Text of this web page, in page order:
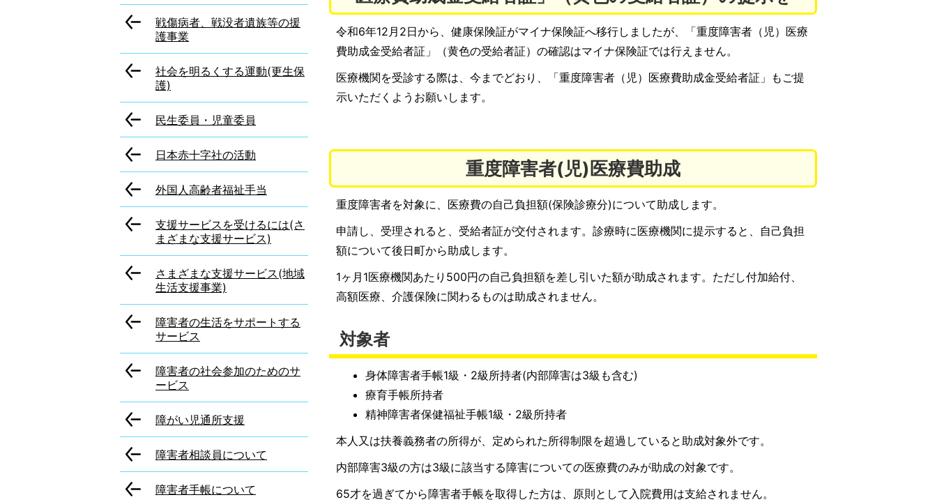
戦傷病者、戦没者遺族等の援
護事業
社会を明るくする運動(更生保
護)
民生委員・児童委員
日本赤十字社の活動
外国人高齢者福祉手当
支援サービスを受けるには(さ
まざまな支援サービス)
さまざまな支援サービス(地域
生活支援事業)
障害者の生活をサポートする
サービス
障害者の社会参加のためのサ
ービス
障がい児通所支援
障害者相談員について
障害者手帳について
令和6年12月2日から、健康保険証がマイナ保険証へ移行しましたが、「重度障害者（児）医療
費助成金受給者証」（黄色の受給者証）の確認はマイナ保険証では行えません。
医療機関を受診する際は、今までどおり、「重度障害者（児）医療費助成金受給者証」もご提
示いただくようお願いします。
重度障害者(児)医療費助成
重度障害者を対象に、医療費の自己負担額(保険診療分)について助成します。
申請し、受理されると、受給者証が交付されます。診療時に医療機関に提示すると、自己負担
額について後日町から助成します。
1ヶ月1医療機関あたり500円の自己負担額を差し引いた額が助成されます。ただし付加給付、
高額医療、介護保険に関わるものは助成されません。
対象者
身体障害者手帳1級・2級所持者(内部障害は3級も含む)
療育手帳所持者
精神障害者保健福祉手帳1級・2級所持者
本人又は扶養義務者の所得が、定められた所得制限を超過していると助成対象外です。
内部障害3級の方は3級に該当する障害についての医療費のみが助成の対象です。
65才を過ぎてから障害者手帳を取得した方は、原則として入院費用は支給されません。